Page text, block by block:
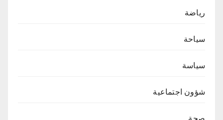
رياضة
سياحة
سياسة
شؤون اجتماعية
صحة